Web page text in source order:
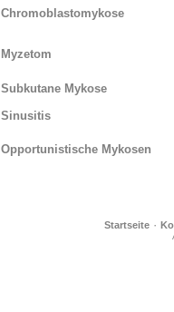
Chromoblastomykose
Myzetom
Subkutane Mykose
Sinusitis
Opportunistische Mykosen
Startseite·